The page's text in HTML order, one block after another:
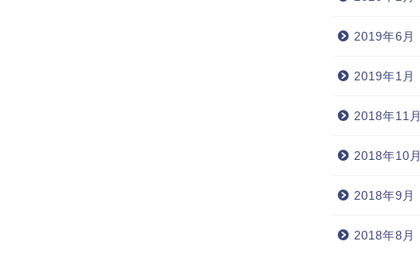
2019年6月
2019年1月
2018年11月
2018年10月
2018年9月
2018年8月